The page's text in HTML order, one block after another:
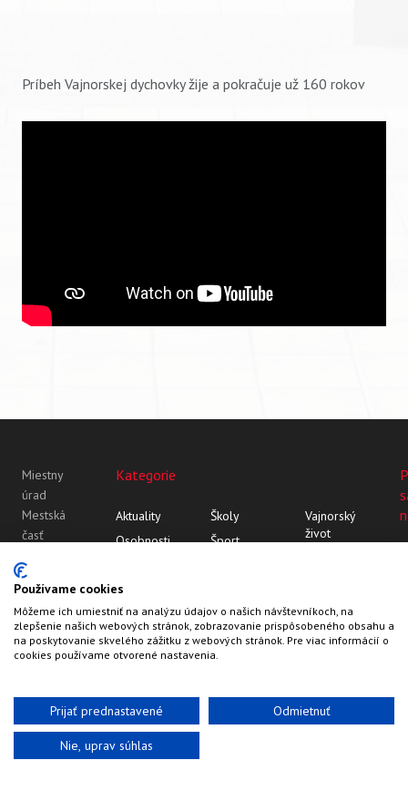
Príbeh Vajnorskej dychovky žije a pokračuje už 160 rokov
Miestny
úrad
Mestská
časť
Vajnory
Roľnícka
109
83107
Bratislava
Kategorie
Aktuality
Osobnosti
Školy
Šport
Vajnorský
život
HalfPixel©2022-2026
Používame cookies
Môžeme ich umiestniť na analýzu údajov o našich návštevníkoch, na
zlepšenie našich webových stránok, zobrazovanie prispôsobeného obsahu a
na poskytovanie skvelého zážitku z webových stránok. Pre viac informácií o
cookies používame otvorené nastavenia.
Prijať prednastavené Odmietnuť
Nie, uprav súhlas